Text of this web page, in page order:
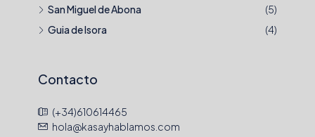
San Miguel de Abona
(5)
Guia de Isora
(4)
Contacto
(+34)610614465
hola@kasayhablamos.com